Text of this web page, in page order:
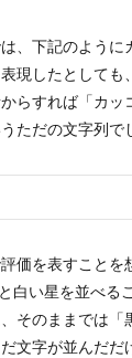
、下記のように
現したとしても
らすれば「カッ
ただの文字列で
価を表すことを
白い星を並べる
そのままでは「
文字が並んだだ